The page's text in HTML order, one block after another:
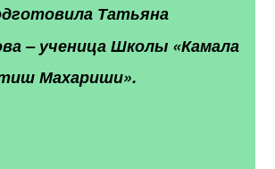
Татьяна
– ученица Школы «Камала
Махариши».